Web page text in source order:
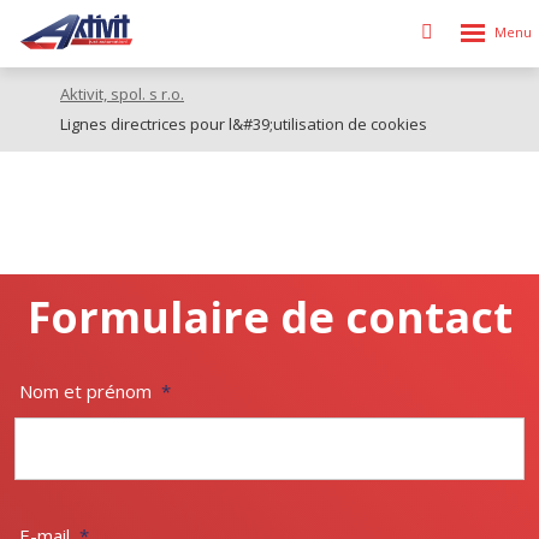
Vyhledávání
Rozbalení
Aktivit, spol. s r.o.
Lignes directrices pour l&#39;utilisation de cookies
Formulaire de contact
Nom et prénom *